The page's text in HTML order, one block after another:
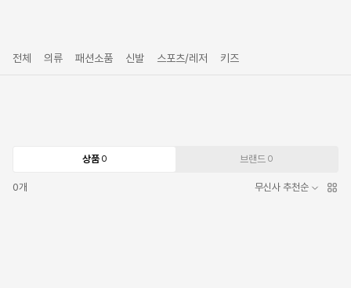
전체 의류 패션소품 신발 스포츠/레저 키즈
상품 0 브랜드 0
0개 무신사 추천순